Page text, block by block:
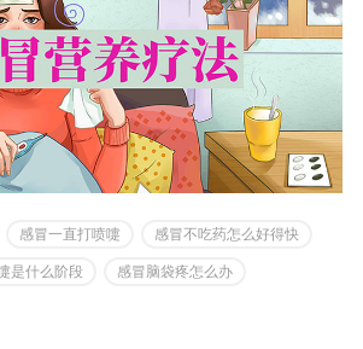
感冒一直打喷嚏 感冒不吃药怎么好得快
是什么阶段 感冒脑袋疼怎么办